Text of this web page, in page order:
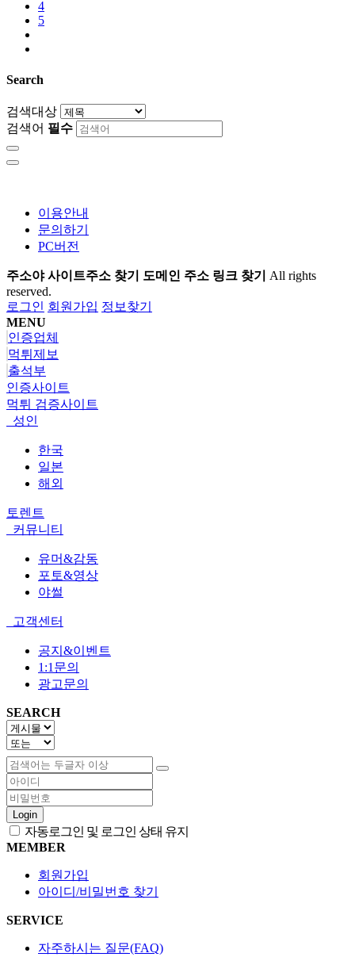
4
5
Search
검색대상
검색어 필수
이용안내
문의하기
PC버전
주소야 사이트주소 찾기 도메인 주소 링크 찾기 All rights
reserved.
로그인 회원가입 정보찾기
MENU
인증업체
먹튀제보
출석부
인증사이트
먹튀 검증사이트
성인
한국
일본
해외
토렌트
커뮤니티
유머&감동
포토&영상
야썰
고객센터
공지&이벤트
1:1문의
광고문의
SEARCH
Login
자동로그인 및 로그인 상태 유지
MEMBER
회원가입
아이디/비밀번호 찾기
SERVICE
자주하시는 질문(FAQ)